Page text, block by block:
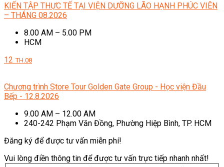
KIẾN TẬP THỰC TẾ TẠI VIỆN DƯỠNG LÃO HẠNH PHÚC VIÊN
– THÁNG 08.2026
8.00 AM – 5.00 PM
HCM
12 TH.08
Chương trình Store Tour Golden Gate Group - Học viện Đầu
Bếp - 12.8.2026
9.00 AM – 12.00 AM
240-242 Phạm Văn Đồng, Phường Hiệp Bình, TP. HCM
Đăng ký để được tư vấn miễn phí!
Vui lòng điền thông tin để được tư vấn trực tiếp nhanh nhất!